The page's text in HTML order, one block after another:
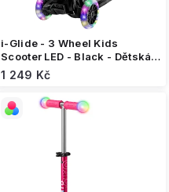
i-Glide - 3 Wheel Kids
Scooter LED - Black - Dětská
koloběžka
1 249 Kč